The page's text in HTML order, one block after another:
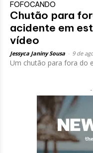
FOFOCANDO
Chutão para
acidente em
vídeo
Jessyca Janiny Sousa 9 de
Um chutão para fora do
-